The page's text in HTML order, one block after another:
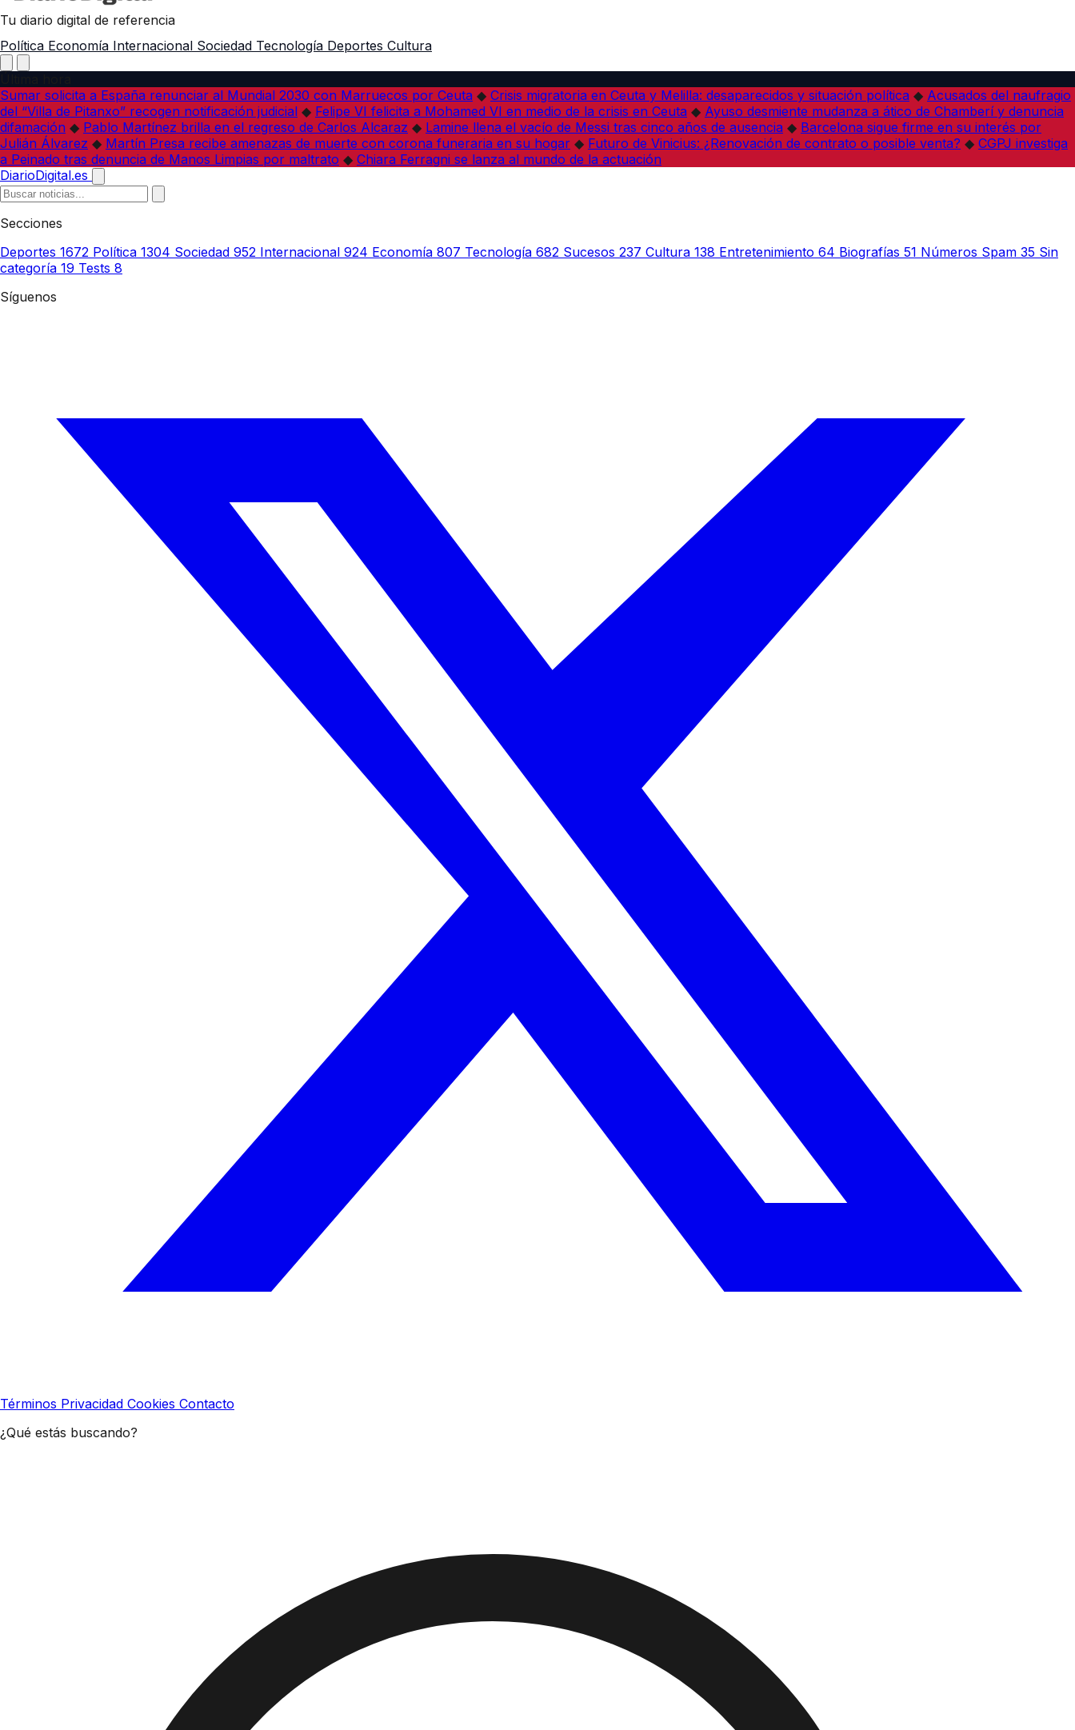
Tu diario digital de referencia
Política Economía Internacional Sociedad Tecnología Deportes Cultura
Sumar solicita a España renunciar al Mundial 2030 con Marruecos por Ceuta ◆ Crisis migratoria en Ceuta y Melilla: desaparecidos y situación política ◆ Acusados del naufragio
del “Villa de Pitanxo” recogen notificación judicial ◆ Felipe VI felicita a Mohamed VI en medio de la crisis en Ceuta ◆ Ayuso desmiente mudanza a ático de Chamberí y denuncia
difamación ◆ Pablo Martínez brilla en el regreso de Carlos Alcaraz ◆ Lamine llena el vacío de Messi tras cinco años de ausencia ◆ Barcelona sigue firme en su interés por
Julián Álvarez ◆ Martín Presa recibe amenazas de muerte con corona funeraria en su hogar ◆ Futuro de Vinicius: ¿Renovación de contrato o posible venta? ◆ CGPJ investiga
a Peinado tras denuncia de Manos Limpias por maltrato ◆ Chiara Ferragni se lanza al mundo de la actuación
DiarioDigital.es
Secciones
Deportes 1672 Política 1304 Sociedad 952 Internacional 924 Economía 807 Tecnología 682 Sucesos 237 Cultura 138 Entretenimiento 64 Biografías 51 Números Spam 35 Sin
categoría 19 Tests 8
Síguenos
Términos Privacidad Cookies Contacto
¿Qué estás buscando?